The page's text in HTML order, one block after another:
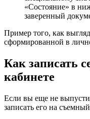
«Состояние» в
заверенный
Пример того, как
сформированной в
Как записать
кабинете
Если вы еще не
записать его на